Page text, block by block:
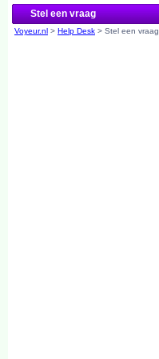
Stel een vraag
Voyeur.nl > Help Desk > Stel een vraag